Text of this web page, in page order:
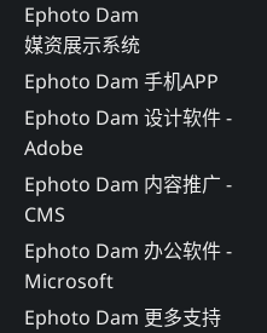
Ephoto Dam
媒资展示系统
Ephoto Dam 手机APP
Ephoto Dam 设计软件 -
Adobe
Ephoto Dam 内容推广 -
CMS
Ephoto Dam 办公软件 -
Microsoft
Ephoto Dam 更多支持